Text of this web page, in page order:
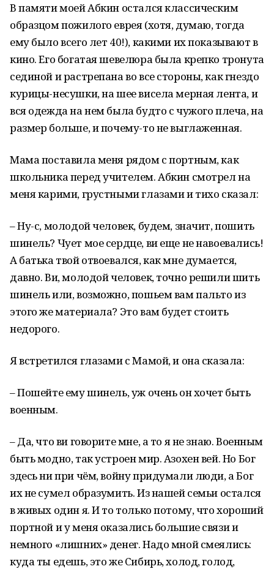
В памяти моей Абкин остался классическим
образцом пожилого еврея (хотя, думаю, тогда
ему было всего лет 40!), какими их показывают в
кино. Его богатая шевелюра была крепко тронута
сединой и растрепана во все стороны, как гнездо
курицы-несушки, на шее висела мерная лента, и
вся одежда на нем была будто с чужого плеча, на
размер больше, и почему-то не выглаженная.
Мама поставила меня рядом с портным, как
школьника перед учителем. Абкин смотрел на
меня карими, грустными глазами и тихо сказал:
– Ну-с, молодой человек, будем, значит, пошить
шинель? Чует мое сердце, ви еще не навоевались!
А батька твой отвоевался, как мне думается,
давно. Ви, молодой человек, точно решили шить
шинель или, возможно, пошьем вам пальто из
этого же материала? Это вам будет стоить
недорого.
Я встретился глазами с Мамой, и она сказала:
– Пошейте ему шинель, уж очень он хочет быть
военным.
– Да, что ви говорите мне, а то я не знаю. Военным
быть модно, так устроен мир. Азохен вей. Но Бог
здесь ни при чём, войну придумали люди, а Бог
их не сумел образумить. Из нашей семьи остался
в живых один я. И то только потому, что хороший
портной и у меня оказались большие связи и
немного «лишних» денег. Надо мной смеялись:
куда ты едешь, это же Сибирь, холод, голод,